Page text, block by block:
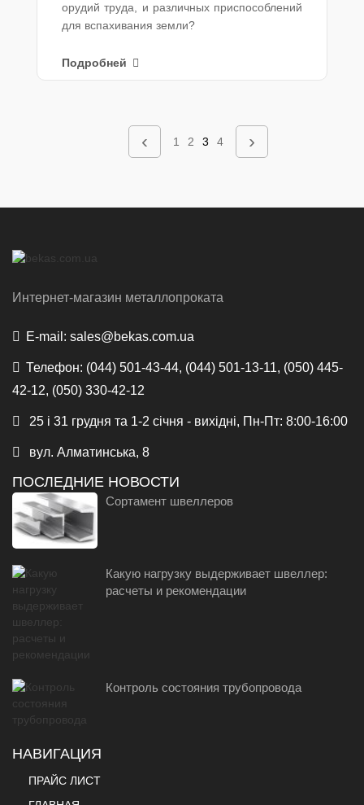
орудий труда, и различных приспособлений
для вспахивания земли?
Подробней
‹ 1 2 3 4 ›
Интернет-магазин металлопроката
E-mail: sales@bekas.com.ua
Телефон: (044) 501-43-44, (044) 501-13-11, (050) 445-
42-12, (050) 330-42-12
25 і 31 грудня та 1-2 січня - вихідні, Пн-Пт: 8:00-16:00
вул. Алматинська, 8
ПОСЛЕДНИЕ НОВОСТИ
Сортамент швеллеров
Какую нагрузку выдерживает швеллер:
расчеты и рекомендации
Контроль состояния трубопровода
НАВИГАЦИЯ
ПРАЙС ЛИСТ